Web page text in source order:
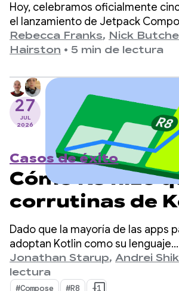
Hoy, celebramos oficialmente
el lanzamiento de Jetpack
versión 1.0, anunciada el 28 de
nuestra versión más reciente, 1.11,
de los años, y nos tomamos un
celebrarlo.
Rebecca Franks, Nick
Hairston • 5 min de lectura
27
JUL
2026
Casos de éxito
Cómo R8 hizo
corrutinas de
en Android
veces más
Dado que la mayoría de las apps
adoptan Kotlin como su lenguaje
principal, kotlinx.coroutines se
estándar de facto para la
asíncrona. La biblioteca ofrece
Jonathan Starup, Andrei
lectura
#Compose #R8 +1